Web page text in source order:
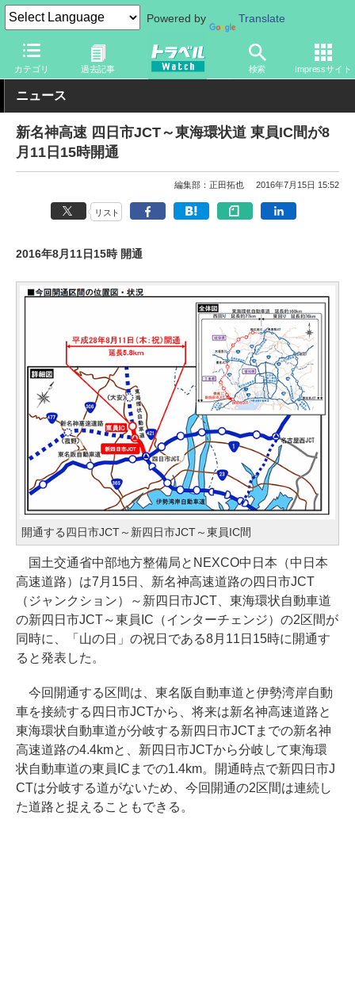
Powered by Translate
カテゴリ 過去記事 検索 Impressサイト
トラベル Watch 地域 国内旅行 中部
ニュース
新名神高速 四日市JCT～東海環状道 東員IC間が8
月11日15時開通
編集部：正田拓也 2016年7月15日 15:52
リスト
2016年8月11日15時 開通
開通する四日市JCT～新四日市JCT～東員IC間
国土交通省中部地方整備局とNEXCO中日本（中日本
高速道路）は7月15日、新名神高速道路の四日市JCT
（ジャンクション）～新四日市JCT、東海環状自動車道
の新四日市JCT～東員IC（インターチェンジ）の2区間が
同時に、「山の日」の祝日である8月11日15時に開通す
ると発表した。
今回開通する区間は、東名阪自動車道と伊勢湾岸自動
車を接続する四日市JCTから、将来は新名神高速道路と
東海環状自動車道が分岐する新四日市JCTまでの新名神
高速道路の4.4kmと、新四日市JCTから分岐して東海環
状自動車道の東員ICまでの1.4km。開通時点で新四日市J
CTは分岐する道がないため、今回開通の2区間は連続し
た道路と捉えることもできる。